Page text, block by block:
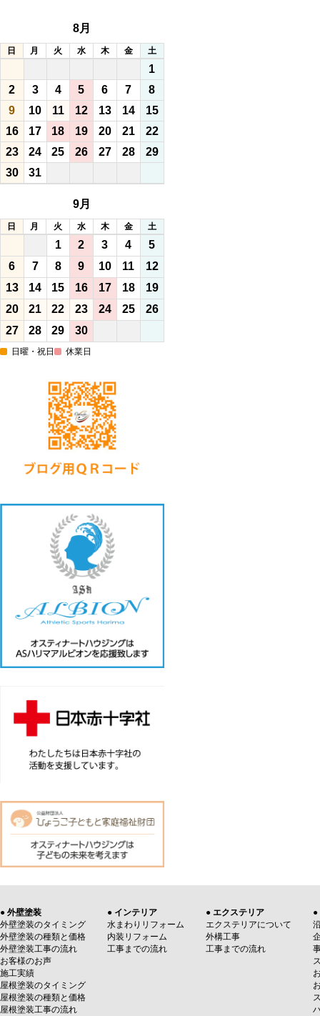
8月
日 月 火 水 木 金 土
1
2
3 4 5 6 7
8
9
10 11 12 13 14
15
16
17 18 19 20 21
22
23
24 25 26 27 28
29
30
31
9月
日 月 火 水 木 金 土
1 2 3 4
5
6
7 8 9 10 11
12
13
14 15 16 17 18
19
20
21 22 23 24 25
26
27
28 29 30
日曜・祝日 休業日
● 外壁塗装
外壁塗装のタイミング
外壁塗装の種類と価格
外壁塗装工事の流れ
お客様のお声
施工実績
屋根塗装のタイミング
屋根塗装の種類と価格
屋根塗装工事の流れ
● インテリア
水まわりリフォーム
内装リフォーム
工事までの流れ
● エクステリア
エクステリアについて
外構工事
工事までの流れ
●